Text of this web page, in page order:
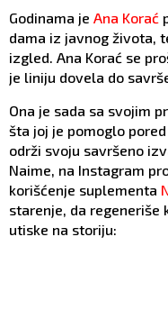
Godinama je Ana Korać
dama iz javnog života,
izgled. Ana Korać se
je liniju dovela do
Ona je sada sa svojim
šta joj je pomoglo
održi svoju savršeno
Naime, na Instagram
korišćenje suplementa
starenje, da regeneriše
utiske na storiju: